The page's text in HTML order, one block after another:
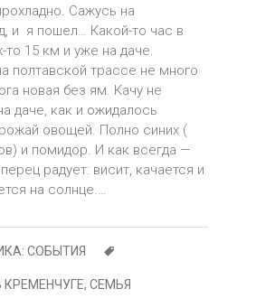
Сажусь на
и я пошел… Какой-то час в
то 15 км и уже на даче.
полтавской трассе не много
новая без ям. Качу не
даче, как и ожидалось
овощей. Полно синих (
и помидор. И как всегда —
радует: висит, качается и
на солнце.…
СОБЫТИЯ
, СЕМЬЯ